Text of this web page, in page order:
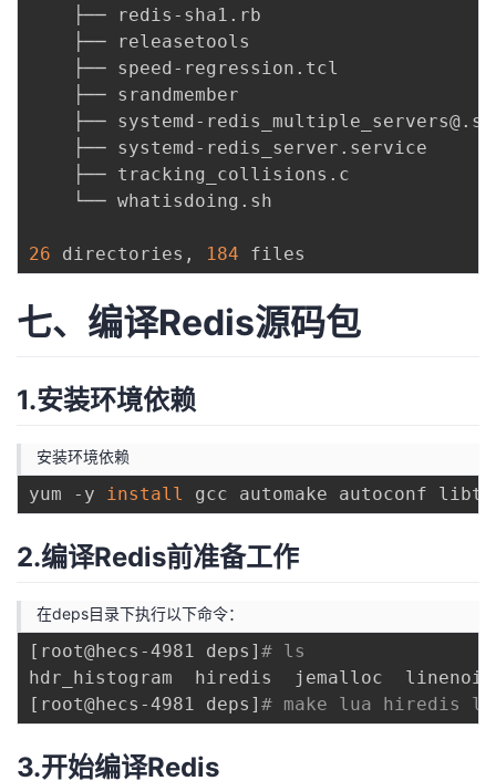
    ├── redis-sha1.rb
    ├── releasetools
    ├── speed-regression.tcl
    ├── srandmember
├── systemd-
    ├── systemd-redis_server.service
    ├── tracking_collisions.c
    └── whatisdoing.sh
26 directories, 184
七、编译Redis源码包
1.安装环境依赖
安装环境依赖
yum -y install gcc automake autoconf
2.编译Redis前准备工作
在deps目录下执行以下命令：
[ root@hecs-4981 deps ] # ls
[ root@hecs-4981 deps ] # make lua hiredis
3.开始编译Redis